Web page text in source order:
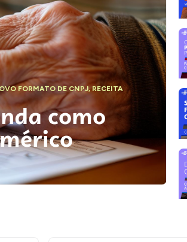
FORMATO DE CNPJ,RECEITA
como